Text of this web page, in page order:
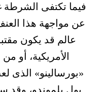
فيما تكتفى الشرطة
عن مواجهة هذا
عالم قد يكون
الأمريكية، أو
«بورسالينو» الذى
بول بلموندو، وقد